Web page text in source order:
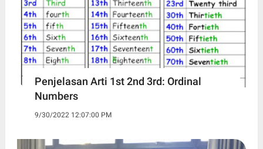
Penjelasan Arti 1st 2nd 3rd: Ordinal
Numbers
9/30/2022 12:07:00 PM